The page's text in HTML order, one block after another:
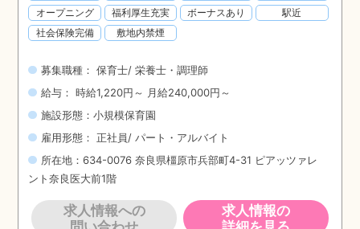
オープニング
福利厚生充実 ボーナスあり
駅近
社会保険完備
敷地内禁煙
募集職種： 保育士/ 栄養士・調理師
給与： 時給1,220円～ 月給240,000円～
施設形態：小規模保育園
雇用形態： 正社員/ パート・アルバイト
所在地：634-0076 奈良県橿原市兵部町4-31 ピアッツァレ
ント奈良医大前1階
求人情報への
求人情報の